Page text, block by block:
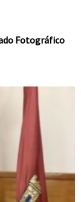
Fotográfico